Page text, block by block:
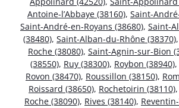
Antoine-l’Abbaye (38160), Saint-
Saint-André-en-Royans (38680), Saint-
(38480), Saint-Alban-du-Rhône (38370),
Roche (38080), Saint-Agnin-sur-Bion
(38550), Ruy (38300), Roybon (38940),
Rovon (38470), Roussillon (38150),
Roissard (38650), Rochetoirin (38110),
Roche (38090), Rives (38140),